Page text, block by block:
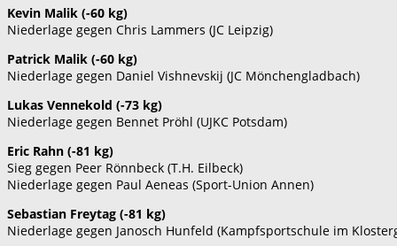
Kevin Malik (-60 kg)
Niederlage gegen Chris Lammers (JC Leipzig)
Patrick Malik (-60 kg)
Niederlage gegen Daniel Vishnevskij (JC Mönchengladbach)
Lukas Vennekold (-73 kg)
Niederlage gegen Bennet Pröhl (UJKC Potsdam)
Eric Rahn (-81 kg)
Sieg gegen Peer Rönnbeck (T.H. Eilbeck)
Niederlage gegen Paul Aeneas (Sport-Union Annen)
Sebastian Freytag (-81 kg)
Niederlage gegen Janosch Hunfeld (Kampfsportschule im